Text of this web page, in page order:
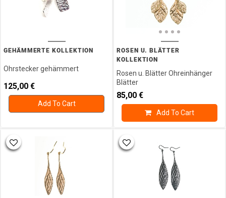
GEHÄMMERTE KOLLEKTION
Ohrstecker gehämmert
125,00 €
Add To Cart
ROSEN U. BLÄTTER
KOLLEKTION
Rosen u. Blätter Ohreinhänger
Blätter
85,00 €
Add To Cart